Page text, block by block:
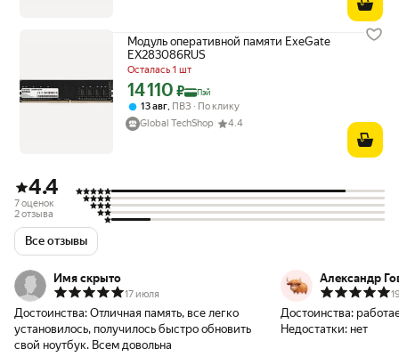
Модуль оперативной памяти ExeGate
EX283086RUS
Осталась 1 шт
Цена с картой Яндекс Пэй 14110 ₽ вместо
14 110 ₽ Пэй
13 авг, ПВЗ
По клику
Global TechShop
4.4
4.4
7 оценок
2 отзыва
Все отзывы
Имя скрыто
17 июля
Достоинства: Отличная память, все легко
установилось, получилось быстро обновить
свой ноутбук. Всем довольна
Александр
Достоинства:
Недостатки: нет